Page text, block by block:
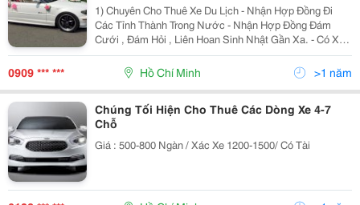
1) Chuyên Cho Thuê Xe Du Lịch - Nhận Hợp Đồng Đi
Các Tỉnh Thành Trong Nước - Nhận Hợp Đồng Đám
Cưới , Đám Hỏi , Liên Hoan Sinh Nhật Gần Xa. - Có Xe
Hoa Đời Mới - Nhận Đưa Đón Sân Bay - Hợp Đồng Công
Ty Dài Hạn Va Ngắn Hạn - Tài Xế Nhiệt Tình Vui Vẻ ,
0909 *** *** Hồ Chí Minh >1 năm
Chúng Tối Hiện Cho Thuê Các Dòng Xe 4-7
Chỗ
Giá : 500-800 Ngàn / Xác Xe 1200-1500/ Có Tài